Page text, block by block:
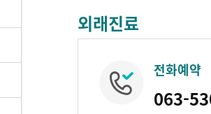
외래진료
전화예약
063-